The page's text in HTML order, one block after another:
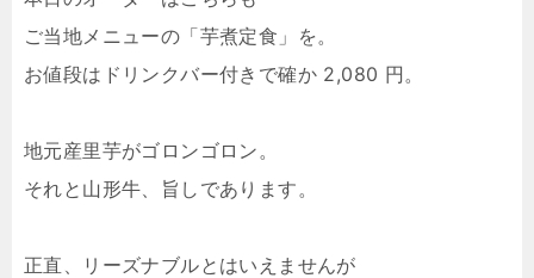
ご当地メニューの「芋煮定食」を。
お値段はドリンクバー付きで確か 2,080 円。
地元産里芋がゴロンゴロン。
それと山形牛、旨しであります。
正直、リーズナブルとはいえませんが